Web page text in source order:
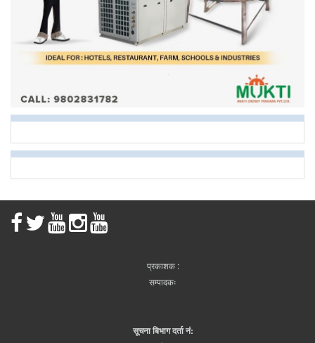
प्रकाशक :
सम्पादकः
सूचना बिभाग दर्ता नं: